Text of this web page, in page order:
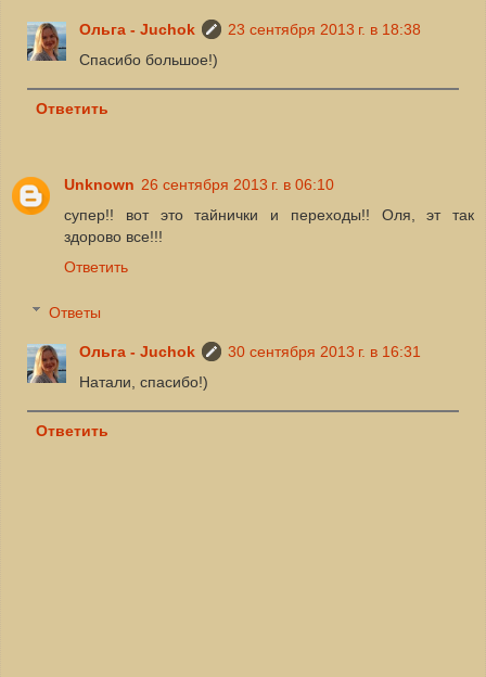
Ольга - Juchok
23 сентября 2013 г. в 18:38
Спасибо большое!)
Ответить
Unknown 26 сентября 2013 г. в 06:10
супер!! вот это тайнички и переходы!! Оля, эт так
здорово все!!!
Ответить
Ответы
Ольга - Juchok
30 сентября 2013 г. в 16:31
Натали, спасибо!)
Ответить